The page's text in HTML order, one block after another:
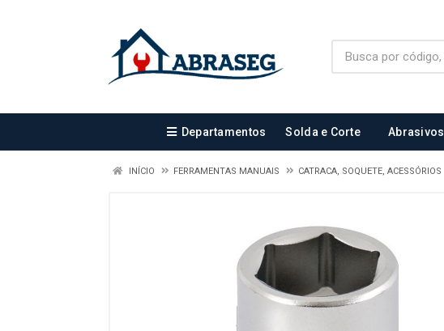
Departamentos Solda e Corte Abrasivos
INÍCIO FERRAMENTAS MANUAIS CATRACA, SOQUETE, ACESSÓRIOS